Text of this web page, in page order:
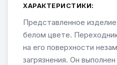
ХАРАКТЕРИСТИКИ:
Представленное
белом цвете.
на его поверхности
загрязнения. Он